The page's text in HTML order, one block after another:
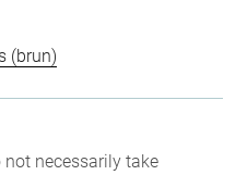
(brun)
necessarily take